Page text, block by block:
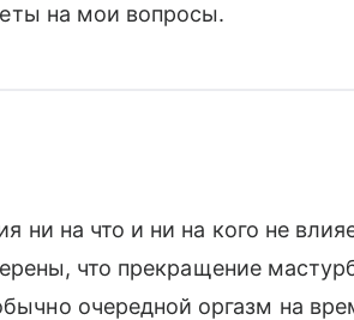
на мои вопросы.
ни на что и ни на кого не
что прекращение
очередной оргазм на